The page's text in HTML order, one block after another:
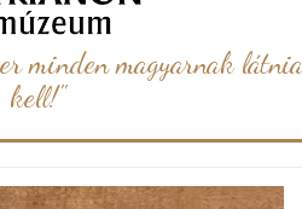
minden magyarnak látnia
kell!"